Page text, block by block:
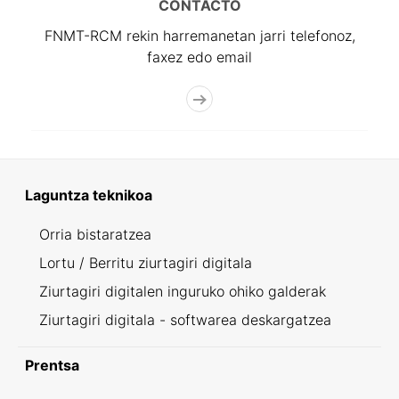
CONTACTO
FNMT-RCM rekin harremanetan jarri telefonoz,
faxez edo email
Laguntza teknikoa
Orria bistaratzea
Lortu / Berritu ziurtagiri digitala
Ziurtagiri digitalen inguruko ohiko galderak
Ziurtagiri digitala - softwarea deskargatzea
Prentsa